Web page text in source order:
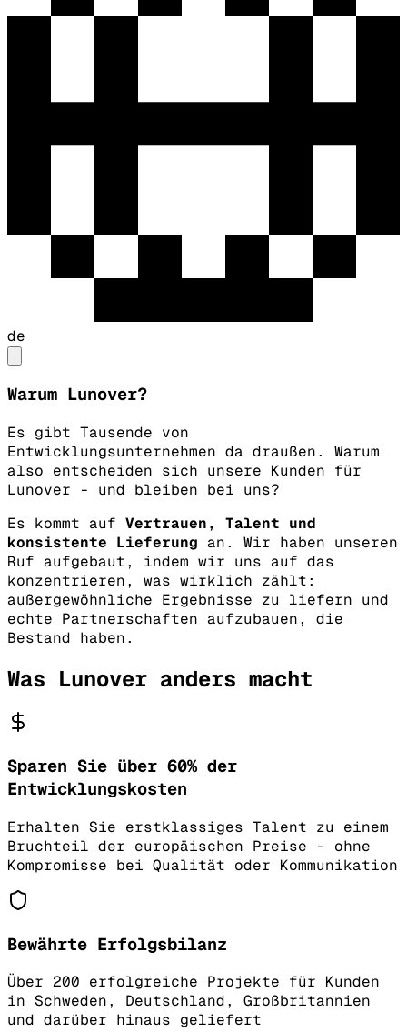
de
Warum Lunover?
Es gibt Tausende von
Entwicklungsunternehmen da draußen. Warum
also entscheiden sich unsere Kunden für
Lunover - und bleiben bei uns?
Es kommt auf Vertrauen, Talent und
konsistente Lieferung an. Wir haben unseren
Ruf aufgebaut, indem wir uns auf das
konzentrieren, was wirklich zählt:
außergewöhnliche Ergebnisse zu liefern und
echte Partnerschaften aufzubauen, die
Bestand haben.
Was Lunover anders macht
Sparen Sie über 60% der
Entwicklungskosten
Erhalten Sie erstklassiges Talent zu einem
Bruchteil der europäischen Preise - ohne
Kompromisse bei Qualität oder Kommunikation
Bewährte Erfolgsbilanz
Über 200 erfolgreiche Projekte für Kunden
in Schweden, Deutschland, Großbritannien
und darüber hinaus geliefert